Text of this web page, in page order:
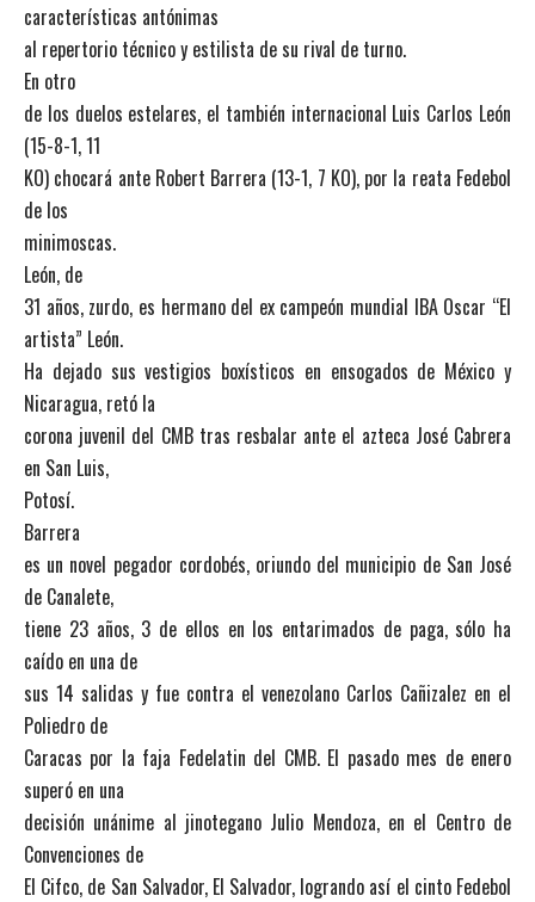
características antónimas
al repertorio técnico y estilista de su rival de turno.
En otro
de los duelos estelares, el también internacional Luis Carlos León
(15-8-1, 11
KO) chocará ante Robert Barrera (13-1, 7 KO), por la reata Fedebol
de los
minimoscas.
León, de
31 años, zurdo, es hermano del ex campeón mundial IBA Oscar “El
artista” León.
Ha dejado sus vestigios boxísticos en ensogados de México y
Nicaragua, retó la
corona juvenil del CMB tras resbalar ante el azteca José Cabrera
en San Luis,
Potosí.
Barrera
es un novel pegador cordobés, oriundo del municipio de San José
de Canalete,
tiene 23 años, 3 de ellos en los entarimados de paga, sólo ha
caído en una de
sus 14 salidas y fue contra el venezolano Carlos Cañizalez en el
Poliedro de
Caracas por la faja Fedelatin del CMB. El pasado mes de enero
superó en una
decisión unánime al jinotegano Julio Mendoza, en el Centro de
Convenciones de
El Cifco, de San Salvador, El Salvador, logrando así el cinto Fedebol